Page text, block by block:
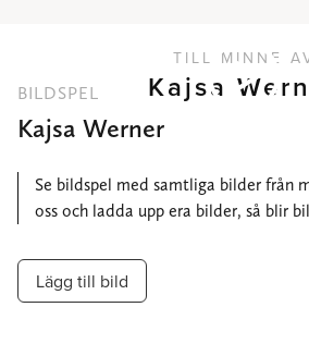
TILL MINNE
Kajsa
BILDSPEL
Kajsa Werner
Se bildspel med samtliga bilder från
oss och ladda upp era bilder, så blir
Lägg till bild